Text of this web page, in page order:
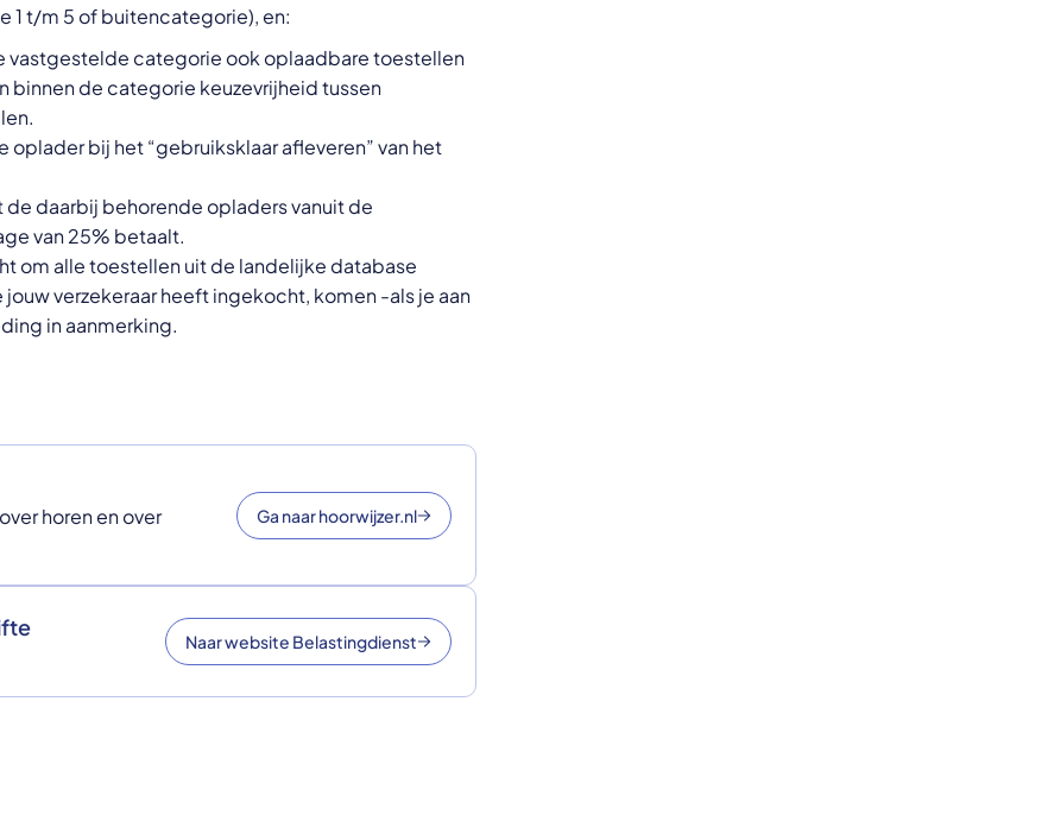
t/m 5 of buitencategorie), en:
vastgestelde categorie ook oplaadbare toestellen
binnen de categorie keuzevrijheid tussen
oplader bij het “gebruiksklaar afleveren” van het
daarbij behorende opladers vanuit de
van 25% betaalt.
om alle toestellen uit de landelijke database
verzekeraar heeft ingekocht, komen -als je aan
in aanmerking.
horen en over
Ga naar hoorwijzer.nl
Naar website Belastingdienst